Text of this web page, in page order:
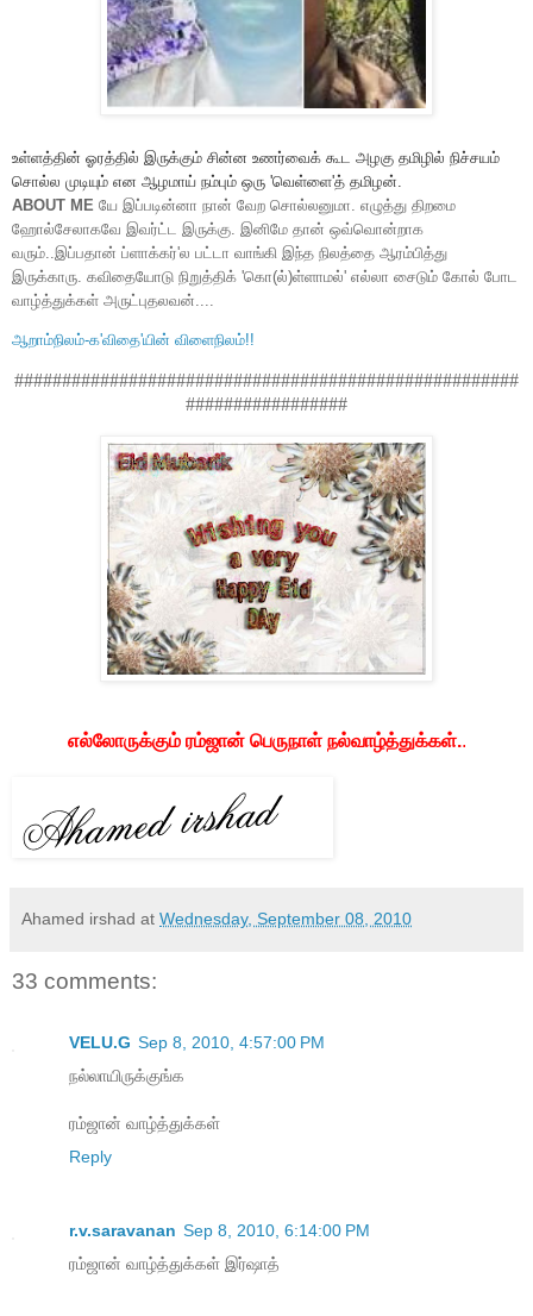
உள்ளத்தின் ஓரத்தில் இருக்கும் சின்ன உணர்வைக் கூட அழகு தமிழில் நிச்சயம்
சொல்ல முடியும் என ஆழமாய் நம்பும் ஒரு 'வெள்ளை'த் தமிழன்.
ABOUT ME யே இப்படின்னா நான் வேற சொல்லனுமா. எழுத்து திறமை
ஹோல்சேலாகவே இவர்ட்ட இருக்கு. இனிமே தான் ஒவ்வொன்றாக
வரும்..இப்பதான் ப்ளாக்கர்'ல பட்டா வாங்கி இந்த நிலத்தை ஆரம்பித்து
இருக்காரு. கவிதையோடு நிறுத்திக் 'கொ(ல்)ள்ளாமல்' எல்லா சைடும் கோல் போட
வாழ்த்துக்கள் அருட்புதலவன்....
ஆறாம்நிலம்-க'விதை'யின் விளைநிலம்!!
#####################################################
#################
எல்லோருக்கும் ரம்ஜான் பெருநாள் நல்வாழ்த்துக்கள்..
Ahamed irshad at Wednesday, September 08, 2010
33 comments:
VELU.G Sep 8, 2010, 4:57:00 PM
நல்லாயிருக்குங்க
ரம்ஜான் வாழ்த்துக்கள்
Reply
r.v.saravanan Sep 8, 2010, 6:14:00 PM
ரம்ஜான் வாழ்த்துக்கள் இர்ஷாத்